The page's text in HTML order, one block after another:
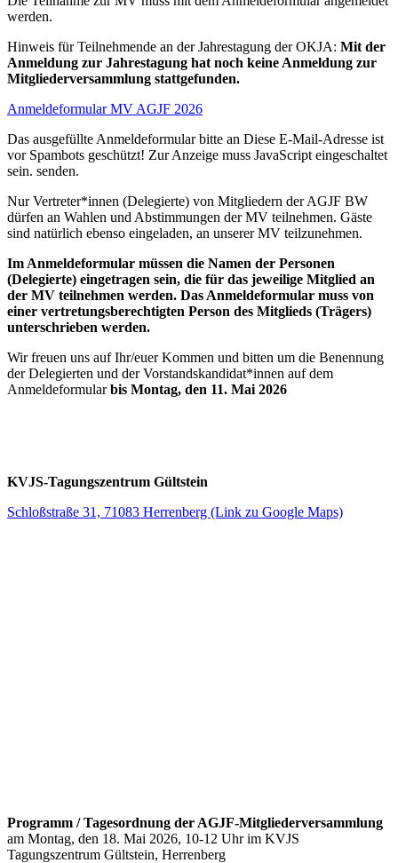
werden.
Hinweis für Teilnehmende an der Jahrestagung der OKJA: Mit der
Anmeldung zur Jahrestagung hat noch keine Anmeldung zur
Mitgliederversammlung stattgefunden.
Anmeldeformular MV AGJF 2026
Das ausgefüllte Anmeldeformular bitte an Diese E-Mail-Adresse ist
vor Spambots geschützt! Zur Anzeige muss JavaScript eingeschaltet
sein. senden.
Nur Vertreter*innen (Delegierte) von Mitgliedern der AGJF BW
dürfen an Wahlen und Abstimmungen der MV teilnehmen. Gäste
sind natürlich ebenso eingeladen, an unserer MV teilzunehmen.
Im Anmeldeformular müssen die Namen der Personen
(Delegierte) eingetragen sein, die für das jeweilige Mitglied an
der MV teilnehmen werden. Das Anmeldeformular muss von
einer vertretungsberechtigten Person des Mitglieds (Trägers)
unterschrieben werden.
Wir freuen uns auf Ihr/euer Kommen und bitten um die Benennung
der Delegierten und der Vorstandskandidat*innen auf dem
Anmeldeformularbis Montag, den 11. Mai 2026
KVJS-Tagungszentrum Gültstein
Schloßstraße 31, 71083 Herrenberg (Link zu Google Maps)
Programm / Tagesordnung der AGJF-Mitgliederversammlung
am Montag, den 18. Mai 2026, 10-12 Uhr im KVJS
Tagungszentrum Gültstein, Herrenberg